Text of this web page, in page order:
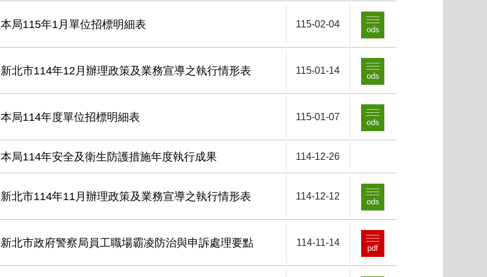
本局115年1月單位招標明細表 115-02-04
ods
新北市114年12月辦理政策及業務宣導之執行情形表 115-01-14
ods
本局114年度單位招標明細表 115-01-07
ods
本局114年安全及衛生防護措施年度執行成果 114-12-26
新北市114年11月辦理政策及業務宣導之執行情形表 114-12-12
ods
新北市政府警察局員工職場霸凌防治與申訴處理要點 114-11-14
pdf